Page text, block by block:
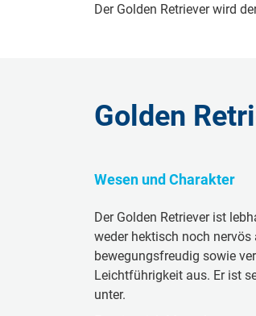
Der Golden Retriever wird
Golden
Wesen und Charakter
Der Golden Retriever ist
weder hektisch noch
bewegungsfreudig sowie
Leichtführigkeit aus. Er ist
unter.